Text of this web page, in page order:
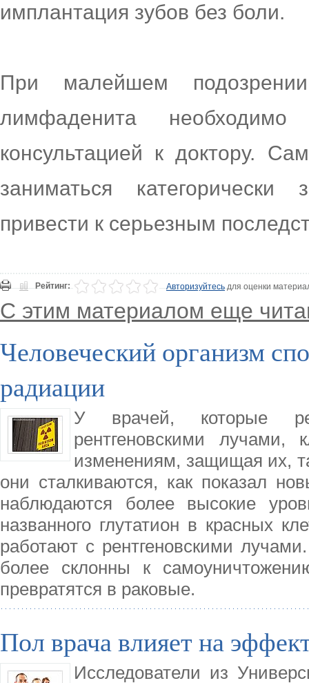
имплантация зубов без боли.
При малейшем
лимфаденита
консультацией к доктору.
заниматься
привести к серьезным
Рейтинг: Авторизуйтесьдля оценки
С этим материалом еще
Человеческий организм
радиации
У врачей, которые
рентгеновскими лучами,
изменениям, защищая их,
они сталкиваются, как показал
наблюдаются более высокие
названного глутатион в красных
работают с рентгеновскими
более склонны к
превратятся в раковые.
Пол врача влияет на
Исследователи из